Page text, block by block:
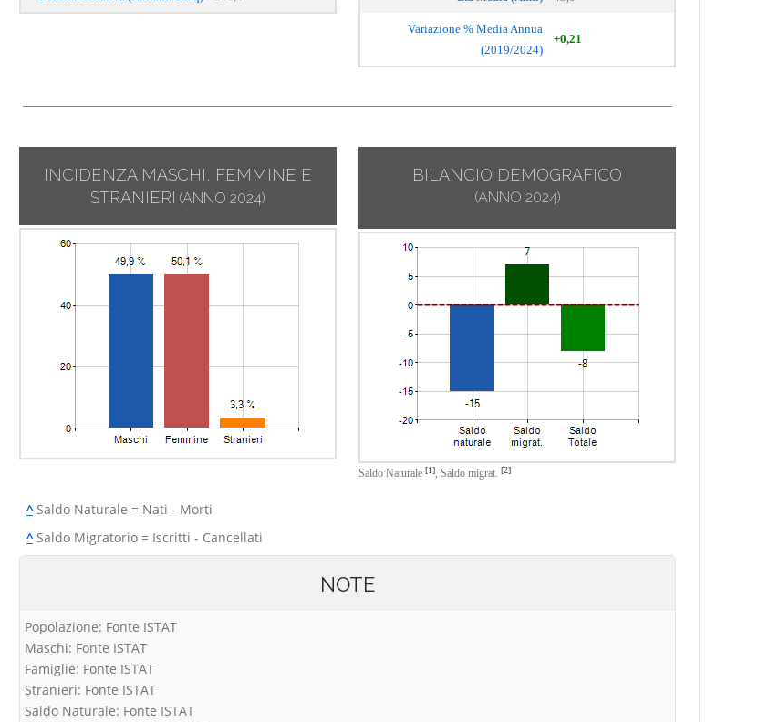
Variazione % Media Annua
(2019/2024)
+0,21
INCIDENZA MASCHI, FEMMINE E
STRANIERI (ANNO 2024)
BILANCIO DEMOGRAFICO
(ANNO 2024)
Saldo Naturale [1], Saldo migrat. [2]
^Saldo Naturale = Nati - Morti
^Saldo Migratorio = Iscritti - Cancellati
NOTE
Popolazione: Fonte ISTAT
Maschi: Fonte ISTAT
Famiglie: Fonte ISTAT
Stranieri: Fonte ISTAT
Saldo Naturale: Fonte ISTAT